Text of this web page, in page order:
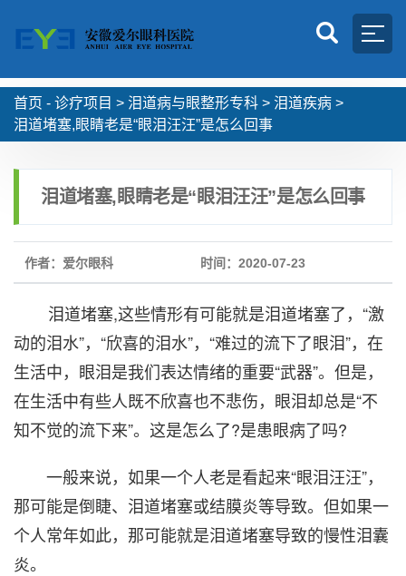
首页 - 诊疗项目 > 泪道病与眼整形专科 > 泪道疾病 >
泪道堵塞,眼睛老是“眼泪汪汪”是怎么回事
泪道堵塞,眼睛老是“眼泪汪汪”是怎么回事
作者：爱尔眼科 时间：2020-07-23
泪道堵塞,这些情形有可能就是泪道堵塞了，“激
动的泪水”，“欣喜的泪水”，“难过的流下了眼泪”，在
生活中，眼泪是我们表达情绪的重要“武器”。但是，
在生活中有些人既不欣喜也不悲伤，眼泪却总是“不
知不觉的流下来”。这是怎么了?是患眼病了吗?
一般来说，如果一个人老是看起来“眼泪汪汪”，
那可能是倒睫、泪道堵塞或结膜炎等导致。但如果一
个人常年如此，那可能就是泪道堵塞导致的慢性泪囊
炎。